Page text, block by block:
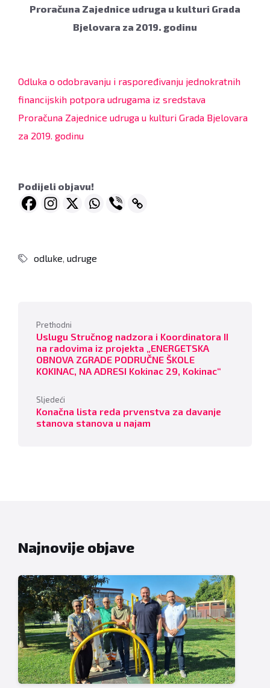
Proračuna Zajednice udruga u kulturi Grada
Bjelovara za 2019. godinu
Odluka o odobravanju i raspoređivanju jednokratnih
financijskih potpora udrugama iz sredstava
Proračuna Zajednice udruga u kulturi Grada Bjelovara
za 2019. godinu
Podijeli objavu!
odluke, udruge
Prethodni
Uslugu Stručnog nadzora i Koordinatora II
na radovima iz projekta „ENERGETSKA
OBNOVA ZGRADE PODRUČNE ŠKOLE
KOKINAC, NA ADRESI Kokinac 29, Kokinac“
Sljedeći
Konačna lista reda prvenstva za davanje
stanova stanova u najam
Najnovije objave